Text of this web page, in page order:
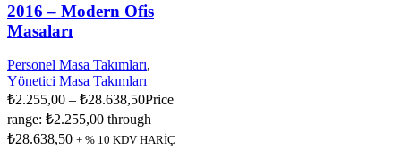
2016 – Modern Ofis
Masaları
Personel Masa Takımları,
Yönetici Masa Takımları
₺2.255,00 – ₺28.638,50Price
range: ₺2.255,00 through
₺28.638,50 + % 10 KDV HARİÇ